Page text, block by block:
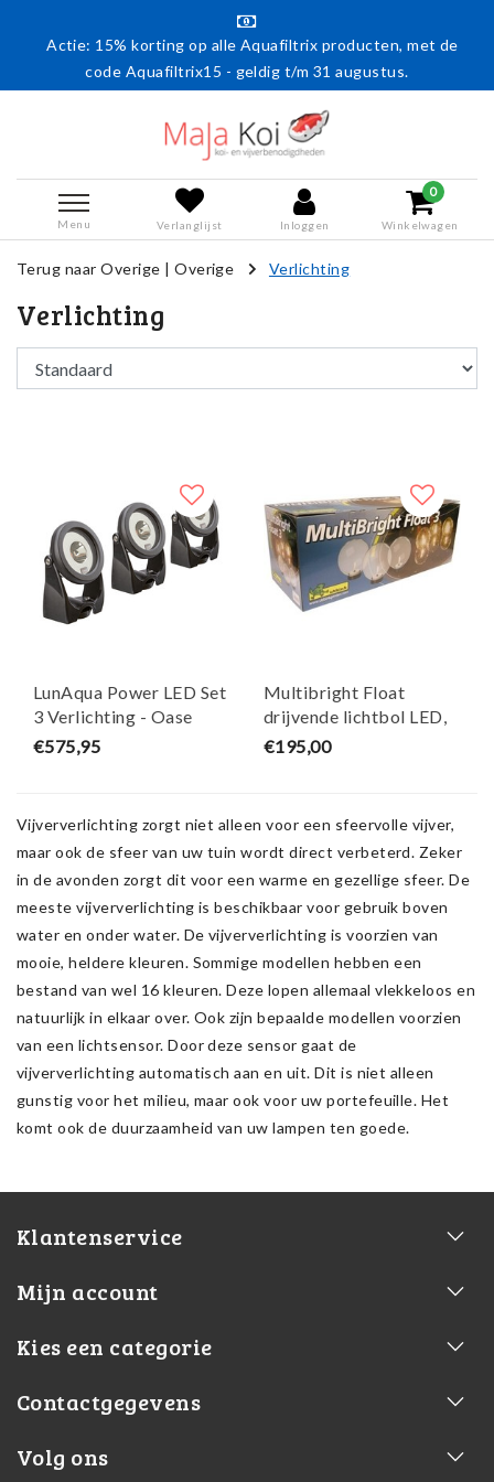
Actie: 15% korting op alle Aquafiltrix producten, met de
code Aquafiltrix15 - geldig t/m 31 augustus.
Menu Verlanglijst Inloggen
0
Winkelwagen
Terug naar Overige |Overige Verlichting
Verlichting
LunAqua Power LED Set
3 Verlichting - Oase
€575,95
Multibright Float
drijvende lichtbol LED,
transparante bollen set
€195,00
Vijververlichting zorgt niet alleen voor een sfeervolle vijver,
maar ook de sfeer van uw tuin wordt direct verbeterd. Zeker
in de avonden zorgt dit voor een warme en gezellige sfeer. De
meeste vijververlichting is beschikbaar voor gebruik boven
water en onder water. De vijververlichting is voorzien van
mooie, heldere kleuren. Sommige modellen hebben een
bestand van wel 16 kleuren. Deze lopen allemaal vlekkeloos en
natuurlijk in elkaar over. Ook zijn bepaalde modellen voorzien
van een lichtsensor. Door deze sensor gaat de
vijververlichting automatisch aan en uit. Dit is niet alleen
gunstig voor het milieu, maar ook voor uw portefeuille. Het
komt ook de duurzaamheid van uw lampen ten goede.
Klantenservice
Mijn account
Kies een categorie
Contactgegevens
Volg ons